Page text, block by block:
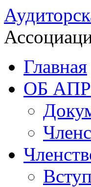
Главная
ОБ АПР